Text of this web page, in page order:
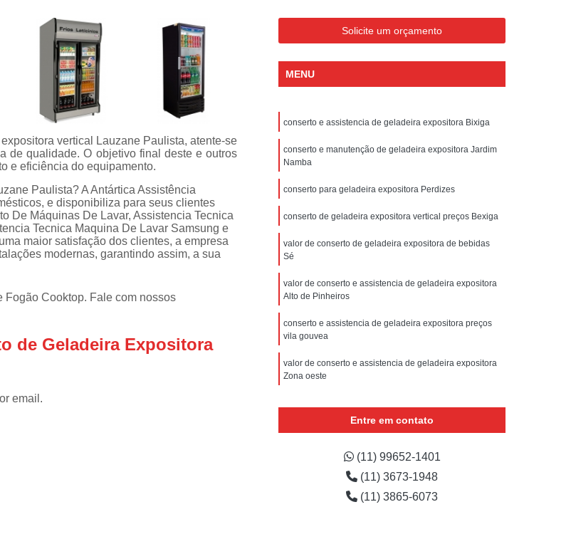
Assistencia Tecnica de Ar Condicionado Portatil Philco
Assistencia Tecnica em Ar Condicionado Portatil
Assistencia Tecnica para Ar Condicionado Portatil
Assistencia Tecnica de Geladeira Electrolux
Assistencia Tecnica Electrolux Geladeira
Assistencia Tecnica Geladeira
Assistencia Tecnica Geladeira Electrolux
Assistencia Tecnica Resfriar Geladeira
Electrolux Assistencia Tecnica Geladeira
Electrolux Geladeira Assistencia Tecnica
Geladeira Assistencia Tecnica
Geladeira Electrolux Assistencia Tecnica
Assistencia Tecnica de Refrigerador
Assistencia Tecnica de Refrigerador Electrolux
Assistencia Tecnica Electrolux Refrigerador
Assistencia Tecnica Refrigerador
Assistencia Tecnica Refrigerador com Defeito
Assistencia Tecnica Refrigerador com Problema
Assistencia Tecnica Refrigerador Não Liga
Refrigerador Electrolux Assistencia Tecnica
Assistencia Tecnica Maquina Secadora
Assistencia Tecnica Maquina Secadora de Roupa
Assistencia Tecnica Samsung Lavadora e Secadora
Assistencia Tecnica Secadora
Assistencia Tecnica Secadora Samsung
Assistencia Tecnica de Fogão
Assistencia Tecnica Fogão
vertical Lauzane Paulista, atente-se
de qualidade. O objetivo final deste e outros
e eficiência do equipamento.
Paulista? A Antártica Assistência
e disponibiliza para seus clientes
De Máquinas De Lavar, Assistencia Tecnica
Tecnica Maquina De Lavar Samsung e
maior satisfação dos clientes, a empresa
modernas, garantindo assim, a sua
Fogão Cooktop. Fale com nossos
de Geladeira Expositora
email.
Solicite um orçamento
MENU
conserto e assistencia de geladeira expositora Bixiga
conserto e manutenção de geladeira expositora Jardim
Namba
conserto para geladeira expositora Perdizes
conserto de geladeira expositora vertical preços Bexiga
valor de conserto de geladeira expositora de bebidas
Sé
valor de conserto e assistencia de geladeira expositora
Alto de Pinheiros
conserto e assistencia de geladeira expositora preços
vila gouvea
valor de conserto e assistencia de geladeira expositora
Zona oeste
avenida inajar de souzaEntre em contato
(11) 99652-1401
(11) 3673-1948
(11) 3865-6073